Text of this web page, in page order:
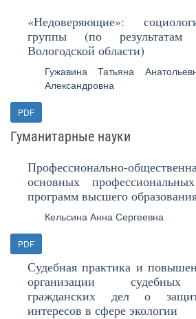
«Недоверяющие»:
группы (по результатам
Вологодской области)
Гужавина Татьяна
Александровна
PDF
Гуманитарные науки
Профессионально-
основных
программ высшего
Кельсина Анна Сергеевна
PDF
Судебная практика и
организации судебных
гражданских дел о
интересов в сфере экологии